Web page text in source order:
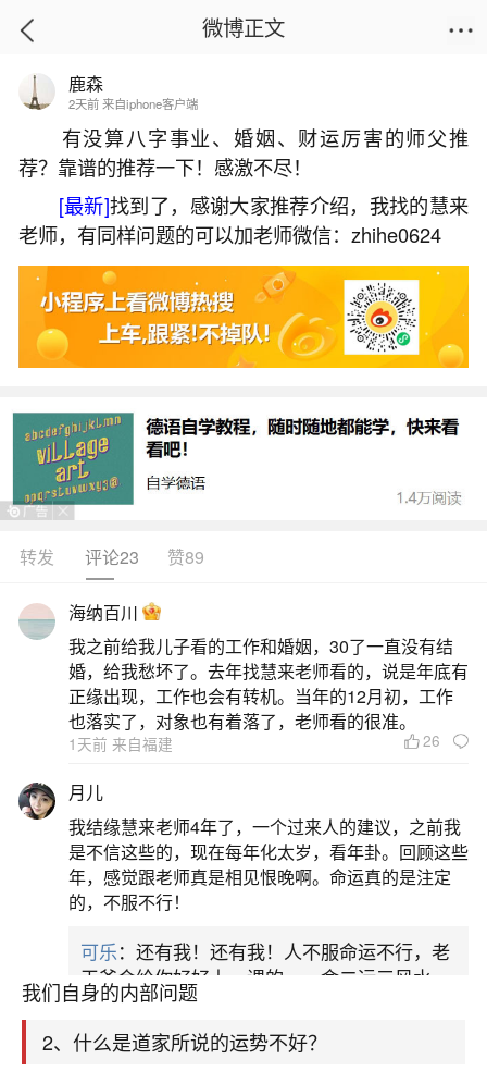
首页
说我运势低落难求正果是什么意思？
2026-07-09 08:37:45 26 6 赞
生活中像说我运势低落难求正果是什么意思？
都是很常见的问题，但是小问题不注意可能会引起
大麻烦，下面就这个问题给大家做一些解读：
1、运势不佳是什么意思？
运势不佳指的是，一个人在一定时间内面临种
种负面情况，无论是工作中遇到挫折，还是遇到人
际关系问题，甚至是在健康方面感到不适，总之都
让人感到沮丧和心情低落。运势不佳有可能是天时
地利人和都不佳，或是前期的错误决策和拖延导致
后果严重，遇到这种情况，我们需要想办法出现问
题，努力寻找重获运势的途径。运势不佳也可能是
我们自身的内部问题
2、什么是道家所说的运势不好？
微博正文
鹿森
2天前 来自iphone客户端
有没算八字事业、婚姻、财运厉害的师父推
荐？靠谱的推荐一下！感激不尽！
[最新]找到了，感谢大家推荐介绍，我找的慧来
老师，有同样问题的可以加老师微信：zhihe0624
转发 评论23 赞89
海纳百川
我之前给我儿子看的工作和婚姻，30了一直没有结
婚，给我愁坏了。去年找慧来老师看的，说是年底有
正缘出现，工作也会有转机。当年的12月初，工作
也落实了，对象也有着落了，老师看的很准。
1天前 来自福建 26
月儿
我结缘慧来老师4年了，一个过来人的建议，之前我
是不信这些的，现在每年化太岁，看年卦。回顾这些
年，感觉跟老师真是相见恨晚啊。命运真的是注定
的，不服不行！
可乐：还有我！还有我！人不服命运不行，老
天爷会给你好好上一课的。一命二运三风水，
哪样不服都不行！
平安是福：我也是每年找老师化太岁，看年
卦，认识老师3年了，都是缘分啊！